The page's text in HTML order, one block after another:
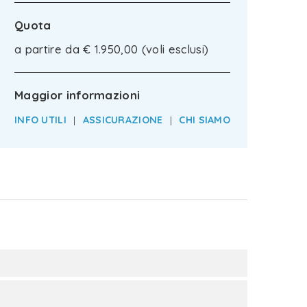
Quota
a partire da € 1.950,00 (voli esclusi)
Maggior informazioni
INFO UTILI | ASSICURAZIONE | CHI SIAMO